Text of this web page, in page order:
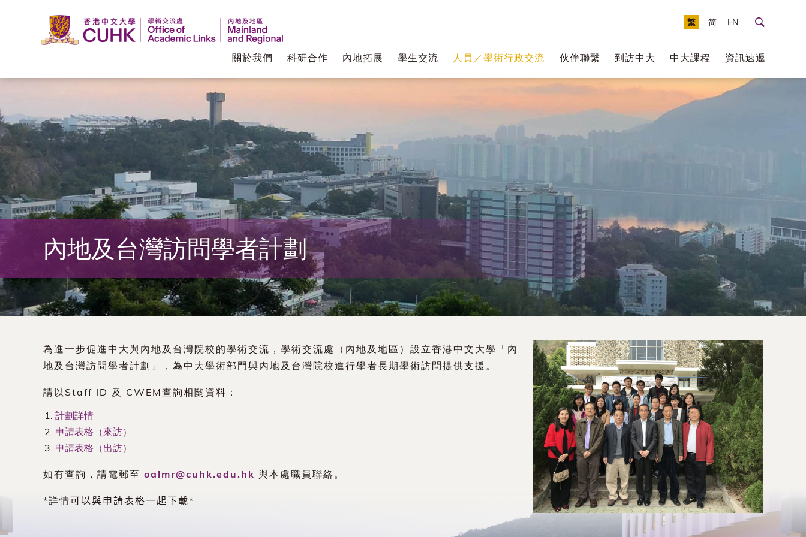
EN
繁 简
關於我們 科研合作 內地拓展 學生交流 人員／學術行政交流 伙伴聯繫 到訪中大 中大課程 資訊速遞
香
港
中
文
大
學
學
術
交
（內
區）
內地及台灣訪問學者計劃
為進一步促進中大與內地及台灣院校的學術交流，學術交流處（內地及地區）設立香港中文大學「內
地及台灣訪問學者計劃」，為中大學術部門與內地及台灣院校進行學者長期學術訪問提供支援。
請以Staff ID 及 CWEM查詢相關資料：
計劃詳情
申請表格（來訪）
申請表格（出訪）
如有查詢，請電郵至 oalmr@cuhk.edu.hk 與本處職員聯絡。
*詳情可以與申請表格一起下載*